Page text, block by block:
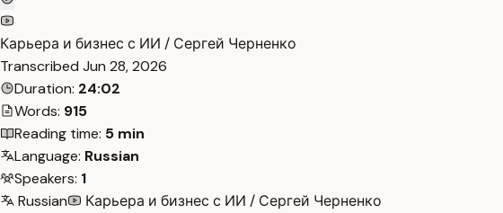
Карьера и бизнес с ИИ / Сергей Черненко
Transcribed Jun 28, 2026
Duration: 24:02
Words: 915
Reading time: 5 min
Language: Russian
Speakers: 1
Russian
Карьера и бизнес с ИИ / Сергей Черненко